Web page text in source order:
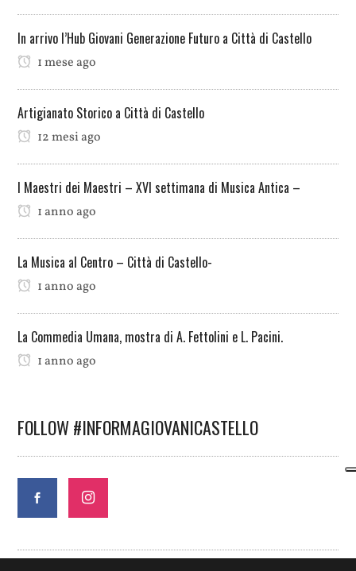
In arrivo l’Hub Giovani Generazione Futuro a Città di Castello
1 mese ago
Artigianato Storico a Città di Castello
12 mesi ago
I Maestri dei Maestri – XVI settimana di Musica Antica –
1 anno ago
La Musica al Centro – Città di Castello-
1 anno ago
La Commedia Umana, mostra di A. Fettolini e L. Pacini.
1 anno ago
FOLLOW #INFORMAGIOVANICASTELLO